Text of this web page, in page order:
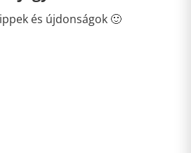
és újdonságok 🙂